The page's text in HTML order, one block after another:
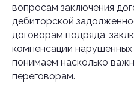
вопросам заключения
дебиторской
договорам подряда,
компенсации
понимаем насколько
переговорам.